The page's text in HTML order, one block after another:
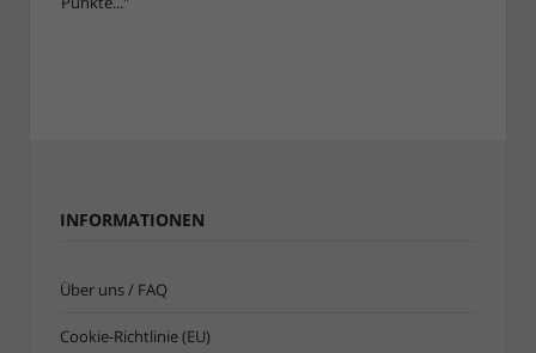
INFORMATIONEN
Über uns / FAQ
Cookie-Richtlinie (EU)